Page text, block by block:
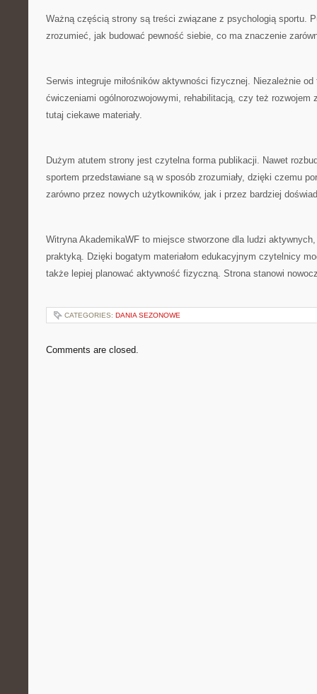
Ważną częścią strony są treści związane z psychologią sportu.
zrozumieć, jak budować pewność siebie, co ma znaczenie
Serwis integruje miłośników aktywności fizycznej. Niezależnie
ćwiczeniami ogólnorozwojowymi, rehabilitacją, czy też rozwojem
tutaj ciekawe materiały.
Dużym atutem strony jest czytelna forma publikacji. Nawet
sportem przedstawiane są w sposób zrozumiały, dzięki czemu
zarówno przez nowych użytkowników, jak i przez bardziej
Witryna AkademikaWF to miejsce stworzone dla ludzi
praktyką. Dzięki bogatym materiałom edukacyjnym czytelnicy
także lepiej planować aktywność fizyczną. Strona stanowi
CATEGORIES: DANIA SEZONOWE
Comments are closed.